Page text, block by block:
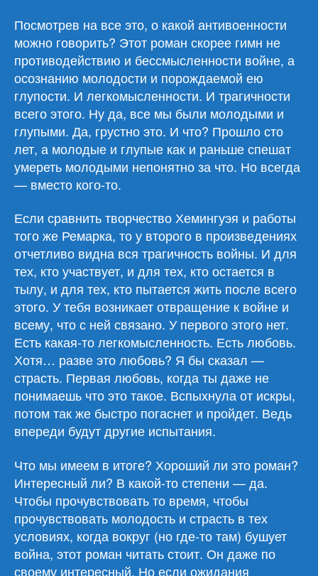
Посмотрев на все это, о какой антивоенности
можно говорить? Этот роман скорее гимн не
противодействию и бессмысленности войне, а
осознанию молодости и порождаемой ею
глупости. И легкомысленности. И трагичности
всего этого. Ну да, все мы были молодыми и
глупыми. Да, грустно это. И что? Прошло сто
лет, а молодые и глупые как и раньше спешат
умереть молодыми непонятно за что. Но всегда
— вместо кого-то.
Если сравнить творчество Хемингуэя и работы
того же Ремарка, то у второго в произведениях
отчетливо видна вся трагичность войны. И для
тех, кто участвует, и для тех, кто остается в
тылу, и для тех, кто пытается жить после всего
этого. У тебя возникает отвращение к войне и
всему, что с ней связано. У первого этого нет.
Есть какая-то легкомысленность. Есть любовь.
Хотя… разве это любовь? Я бы сказал —
страсть. Первая любовь, когда ты даже не
понимаешь что это такое. Вспыхнула от искры,
потом так же быстро погаснет и пройдет. Ведь
впереди будут другие испытания.
Что мы имеем в итоге? Хороший ли это роман?
Интересный ли? В какой-то степени — да.
Чтобы прочувствовать то время, чтобы
прочувствовать молодость и страсть в тех
условиях, когда вокруг (но где-то там) бушует
война, этот роман читать стоит. Он даже по
своему интересный. Но если ожидания